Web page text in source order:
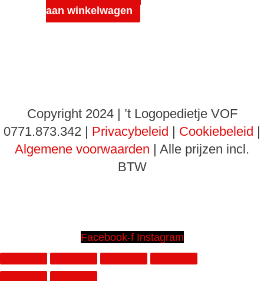
aan winkelwagen
Copyright 2024 | ’t Logopedietje VOF
0771.873.342 | Privacybeleid | Cookiebeleid |
Algemene voorwaarden | Alle prijzen incl.
BTW
Facebook-f Instagram